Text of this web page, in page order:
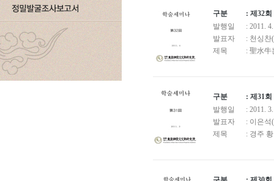
구분
: 제32
발행일
: 2011.
발표자
: 천싱
제목
: 聖水牛
구분
: 제31
발행일
: 2011.
발표자
: 이은
제목
: 경주